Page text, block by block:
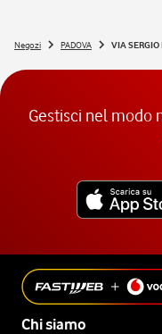
Negozi PADOVA VIA
Gestisci nel modo
Chi siamo